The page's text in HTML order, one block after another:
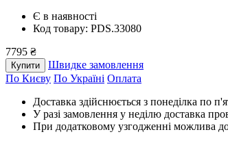
Є в наявності
Код товару: PDS.33080
7795 ₴
Купити
Швидке замовлення
По Києву По Україні Оплата
Доставка здійснюється з понеділка по
У разі замовлення у неділю доставка
При додатковому узгодженні можлива